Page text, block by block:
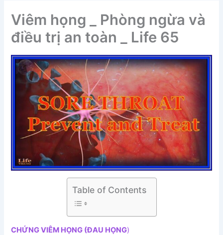
Viêm họng _ Phòng ngừa và
điều trị an toàn _ Life 65
Table of Contents
CHỨNG VIÊM HỌNG (ĐAU HỌNG)